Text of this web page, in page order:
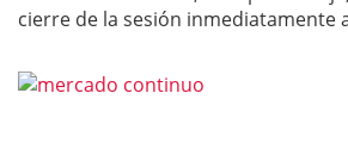
cierre de la sesión inmediatamente